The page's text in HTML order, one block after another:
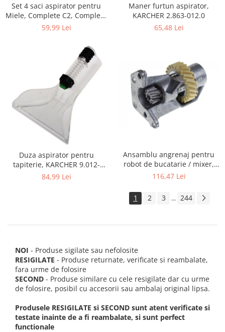
Set 4 saci aspirator pentru
Miele, Complete C2, Complete
C3, Classic C1, S8, S5, S2,
59,99 Lei
Maner furtun aspirator,
KARCHER 2.863-012.0
65,48 Lei
Duza aspirator pentru
tapiterie, KARCHER 9.012-
278.0, SE4001, SE4002, SE5100
84,99 Lei
Ansamblu angrenaj pentru
robot de bucatarie / mixer,
KITCHENAID 2403092
116,47 Lei
1 2 3 ... 244
NOI - Produse sigilate sau nefolosite
RESIGILATE - Produse returnate, verificate si reambalate,
fara urme de folosire
SECOND - Produse similare cu cele resigilate dar cu urme
de folosire, posibil cu accesorii sau ambalaj original lipsa.
Produsele RESIGILATE si SECOND sunt atent verificate si
testate inainte de a fi reambalate, si sunt perfect
functionale